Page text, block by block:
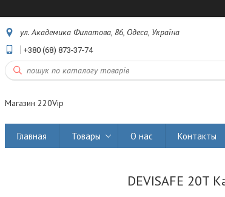
ул. Академика Филатова, 86, Одеса, Україна
+380 (68) 873-37-74
Магазин 220Vip
Главная Товары О нас Контакты
DEVISAFE 20T